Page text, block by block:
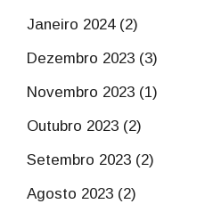
Janeiro 2024 (2)
Dezembro 2023 (3)
Novembro 2023 (1)
Outubro 2023 (2)
Setembro 2023 (2)
Agosto 2023 (2)